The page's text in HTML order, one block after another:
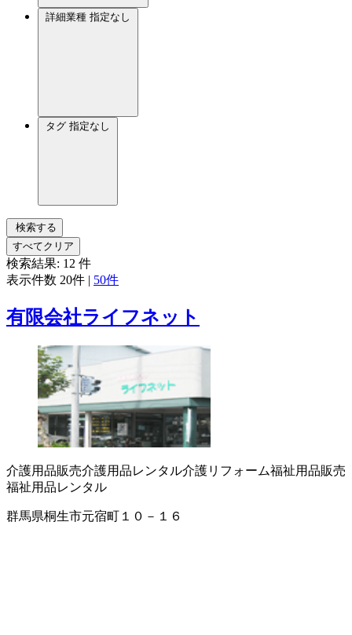
詳細業種 指定なし
タグ 指定なし
検索する
すべてクリア
検索結果: 12 件
表示件数 20件 | 50件
有限会社ライフネット
介護用品販売介護用品レンタル介護リフォーム福祉用品販売
福祉用品レンタル
群馬県桐生市元宿町１０－１６